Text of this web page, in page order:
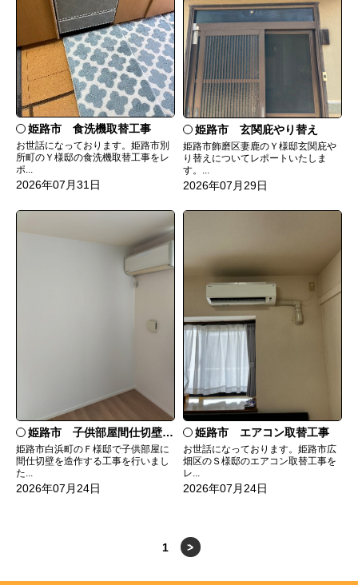
姫路市 食洗機取替工事
お世話になっております。姫路市別
所町のＹ様邸の食洗機取替工事をレ
ポ...
2026年07月31日
姫路市 玄関庇やり替え
姫路市飾磨区妻鹿のＹ様邸玄関庇や
り替えについてレポートいたしま
す。...
2026年07月29日
姫路市 子供部屋間仕切壁造作
姫路市白浜町のＦ様邸で子供部屋に
間仕切壁を造作する工事を行いまし
た...
2026年07月24日
姫路市 エアコン取替工事
お世話になっております。姫路市広
畑区のＳ様邸のエアコン取替工事を
レ...
2026年07月24日
1 >